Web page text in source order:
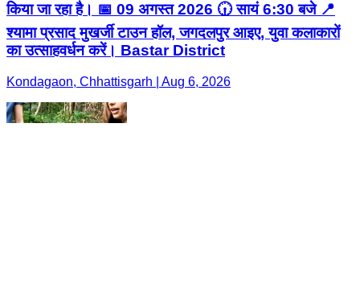
किया जा रहा है। 📅 09 अगस्त 2026 🕡 सायं 6:30 बजे 📍
श्यामा प्रसाद मुखर्जी टाउन हॉल, जगदलपुर आइए, युवा कलाकारों
का उत्साहवर्धन करें। Bastar District
Kondagaon, Chhattisgarh | Aug 6, 2026